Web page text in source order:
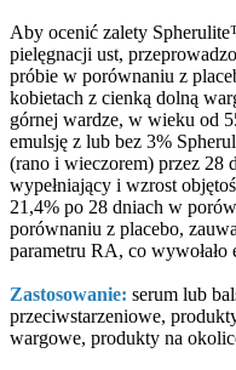
Aby ocenić zalety
pielęgnacji ust,
próbie w porównaniu z
kobietach z cienką dolną
górnej wardze, w wieku od
emulsję z lub bez 3%
(rano i wieczorem) przez 28
wypełniający i wzrost
21,4% po 28 dniach w
porównaniu z placebo,
parametru RA, co wywołało
Zastosowanie: serum lub
przeciwstarzeniowe,
wargowe, produkty na